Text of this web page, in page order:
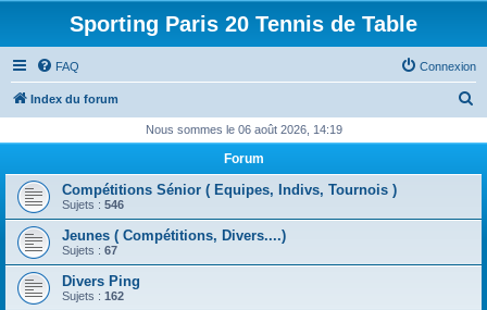
Sporting Paris 20 Tennis de Table
FAQ Connexion
Index du forum
h
Nous sommes le 06 août 2026, 14:19
Forum
Compétitions Sénior ( Equipes, Indivs, Tournois )
Sujets : 546
Jeunes ( Compétitions, Divers....)
Sujets : 67
Divers Ping
Sujets : 162